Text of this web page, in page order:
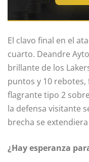
El clavo final en el
cuarto. Deandre
brillante de los
puntos y 10
flagrante tipo 2
la defensa visitante
brecha se
¿Hay esperanza